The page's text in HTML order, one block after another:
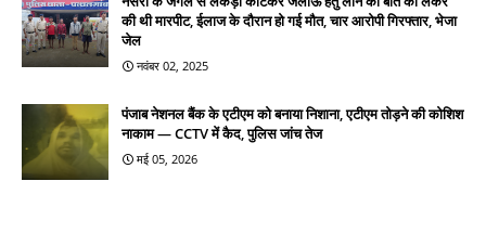
की थी मारपीट, ईलाज के दौरान हो गई मौत, चार आरोपी गिरफ्तार, भेजा
जेल
नवंबर 02, 2025
पंजाब नेशनल बैंक के एटीएम को बनाया निशाना, एटीएम तोड़ने की कोशिश
नाकाम — CCTV में कैद, पुलिस जांच तेज
मई 05, 2026